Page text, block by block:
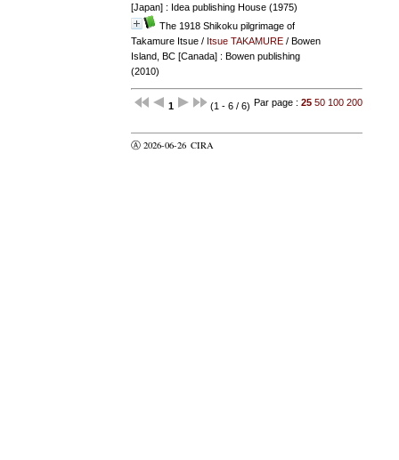
[Japan] : Idea publishing House (1975)
The 1918 Shikoku pilgrimage of
Takamure Itsue/ Itsue TAKAMURE/ Bowen
Island, BC [Canada] : Bowen publishing
(2010)
1 (1 - 6 / 6) Par page : 25 50 100 200
Ⓐ 2026-06-26 CIRA